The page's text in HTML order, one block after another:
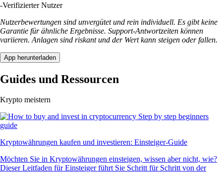
-Verifizierter Nutzer
Nutzerbewertungen sind unvergütet und rein individuell. Es gibt keine
Garantie für ähnliche Ergebnisse. Support-Antwortzeiten können
variieren. Anlagen sind riskant und der Wert kann steigen oder fallen.
App herunterladen
Guides und Ressourcen
Krypto meistern
Kryptowährungen kaufen und investieren: Einsteiger-Guide
Möchten Sie in Kryptowährungen einsteigen, wissen aber nicht, wie?
Dieser Leitfaden für Einsteiger führt Sie Schritt für Schritt von der